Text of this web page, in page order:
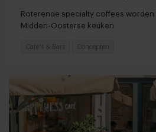
Roterende specialty coffees
Midden-Oosterse keuken
Café's & Bars Concepten